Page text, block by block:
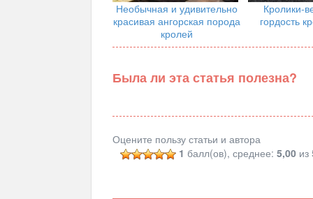
Необычная и удивительно
красивая ангорская порода
кролей
Кролики-
гордость
Была ли эта статья полезна?
Оцените пользу статьи и автора
1 балл(ов), среднее:5,00 из